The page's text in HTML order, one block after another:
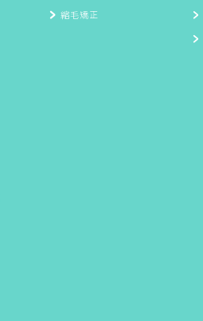
縮毛矯正